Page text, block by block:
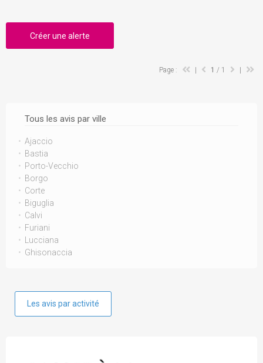
Tous les avis par ville
Ajaccio
Bastia
Porto-Vecchio
Borgo
Corte
Biguglia
Calvi
Furiani
Lucciana
Ghisonaccia
Les avis par activité
Créer une alerte
Page : 1 / 1